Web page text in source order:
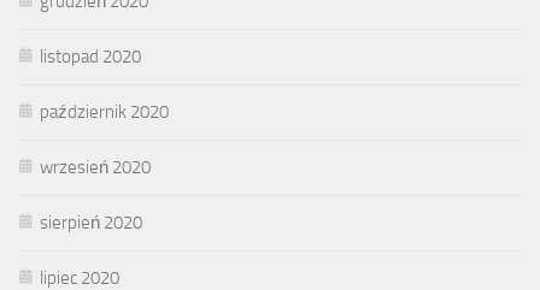
listopad 2020
październik 2020
wrzesień 2020
sierpień 2020
lipiec 2020